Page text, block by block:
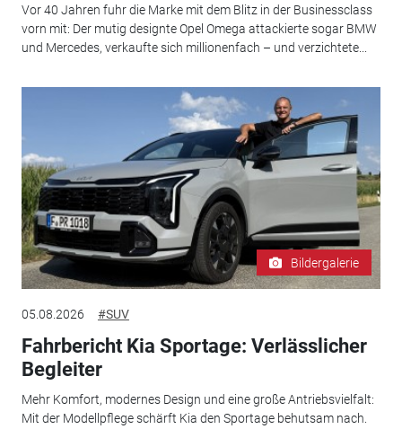
Vor 40 Jahren fuhr die Marke mit dem Blitz in der Businessclass
vorn mit: Der mutig designte Opel Omega attackierte sogar BMW
und Mercedes, verkaufte sich millionenfach – und verzichtete...
Bildergalerie
05.08.2026 #SUV
Fahrbericht Kia Sportage: Verlässlicher
Begleiter
Mehr Komfort, modernes Design und eine große Antriebsvielfalt:
Mit der Modellpflege schärft Kia den Sportage behutsam nach.